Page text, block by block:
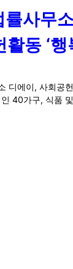
사무
동 ‘행
디에이, 사회공헌
40가구, 식품